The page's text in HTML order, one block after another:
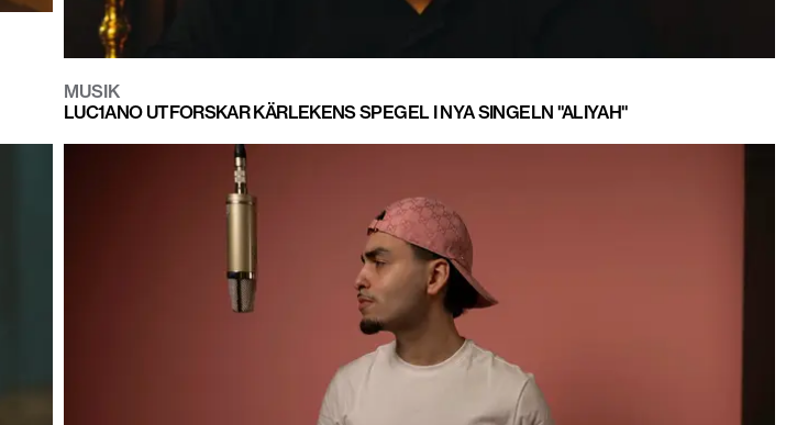
MUSIK
LUC1ANO UTFORSKAR KÄRLEKENS SPEGEL I NYA SINGELN "ALIYAH"